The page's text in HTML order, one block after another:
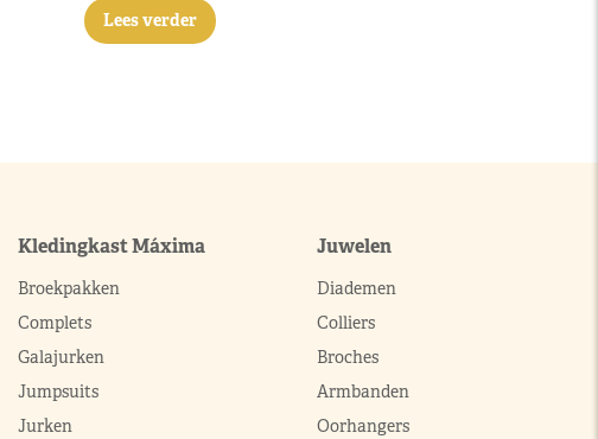
Lees verder
Kledingkast Máxima
Broekpakken
Complets
Galajurken
Jumpsuits
Jurken
Juwelen
Diademen
Colliers
Broches
Armbanden
Oorhangers